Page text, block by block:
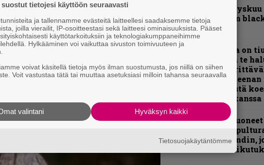
Espoon
kotimaisen
merkeissä
”Metallica on
koskaan ja te
nulikan
– Pepper
ensimmäistä
hevijätin kanssa
”He ovat
uutta” –
nimeää bändin,
tehneet
suostut tietojesi käyttöön seuraavasti
ja tallennamme evästeitä laitteellesi saadaksemme tietoja
joilla vierailit, IP-osoitteestasi sekä laitteesi ominaisuuksista. Pääset
käyttötarkoituksiin ja teknologiakumppaneihimme
Hylkääminen voi vaikuttaa sivuston toimivuuteen ja
voivat käsitellä tietoja myös ilman suostumusta, jos niillä on siihen
Voit vastustaa tätä tai muuttaa asetuksiasi milloin tahansa seuraavalla
Hyväksyn kaikki
valintani
Tietosuojakäytäntömme